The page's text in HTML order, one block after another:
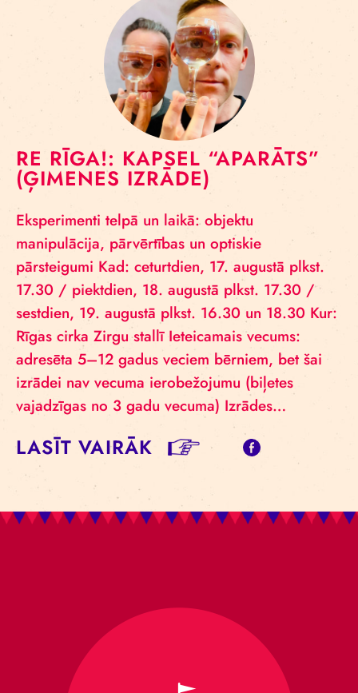
RE RĪGA!: KAPSEL “APARĀTS”
(ĢIMENES IZRĀDE)
Eksperimenti telpā un laikā: objektu
manipulācija, pārvērtības un optiskie
pārsteigumi Kad: ceturtdien, 17. augustā plkst.
17.30 / piektdien, 18. augustā plkst. 17.30 /
sestdien, 19. augustā plkst. 16.30 un 18.30 Kur:
Rīgas cirka Zirgu stallī Ieteicamais vecums:
adresēta 5–12 gadus veciem bērniem, bet šai
izrādei nav vecuma ierobežojumu (biļetes
vajadzīgas no 3 gadu vecuma) Izrādes…
LASĪT VAIRĀK